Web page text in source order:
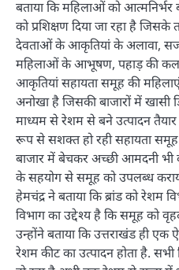
बताया कि महिलाओं को आत्मनिर्भर
को प्रशिक्षण दिया जा रहा है
देवताओं के आकृतियां के अलावा,
महिलाओं के आभूषण, पहाड़ की कला,
आकृतियां सहायता समूह की
अनोखा है जिसकी बाजारों में खासी
माध्यम से रेशम से बने उत्पादन
रूप से सशक्त हो रही सहायता
बाजार में बेचकर अच्छी आमदनी भी
के सहयोग से समूह को उपलब्ध
हेमचंद्र ने बताया कि ब्रांड को रेशम
विभाग का उद्देश्य है कि समूह को
उन्होंने बताया कि उत्तराखंड ही
रेशम कीट का उत्पादन होता है.